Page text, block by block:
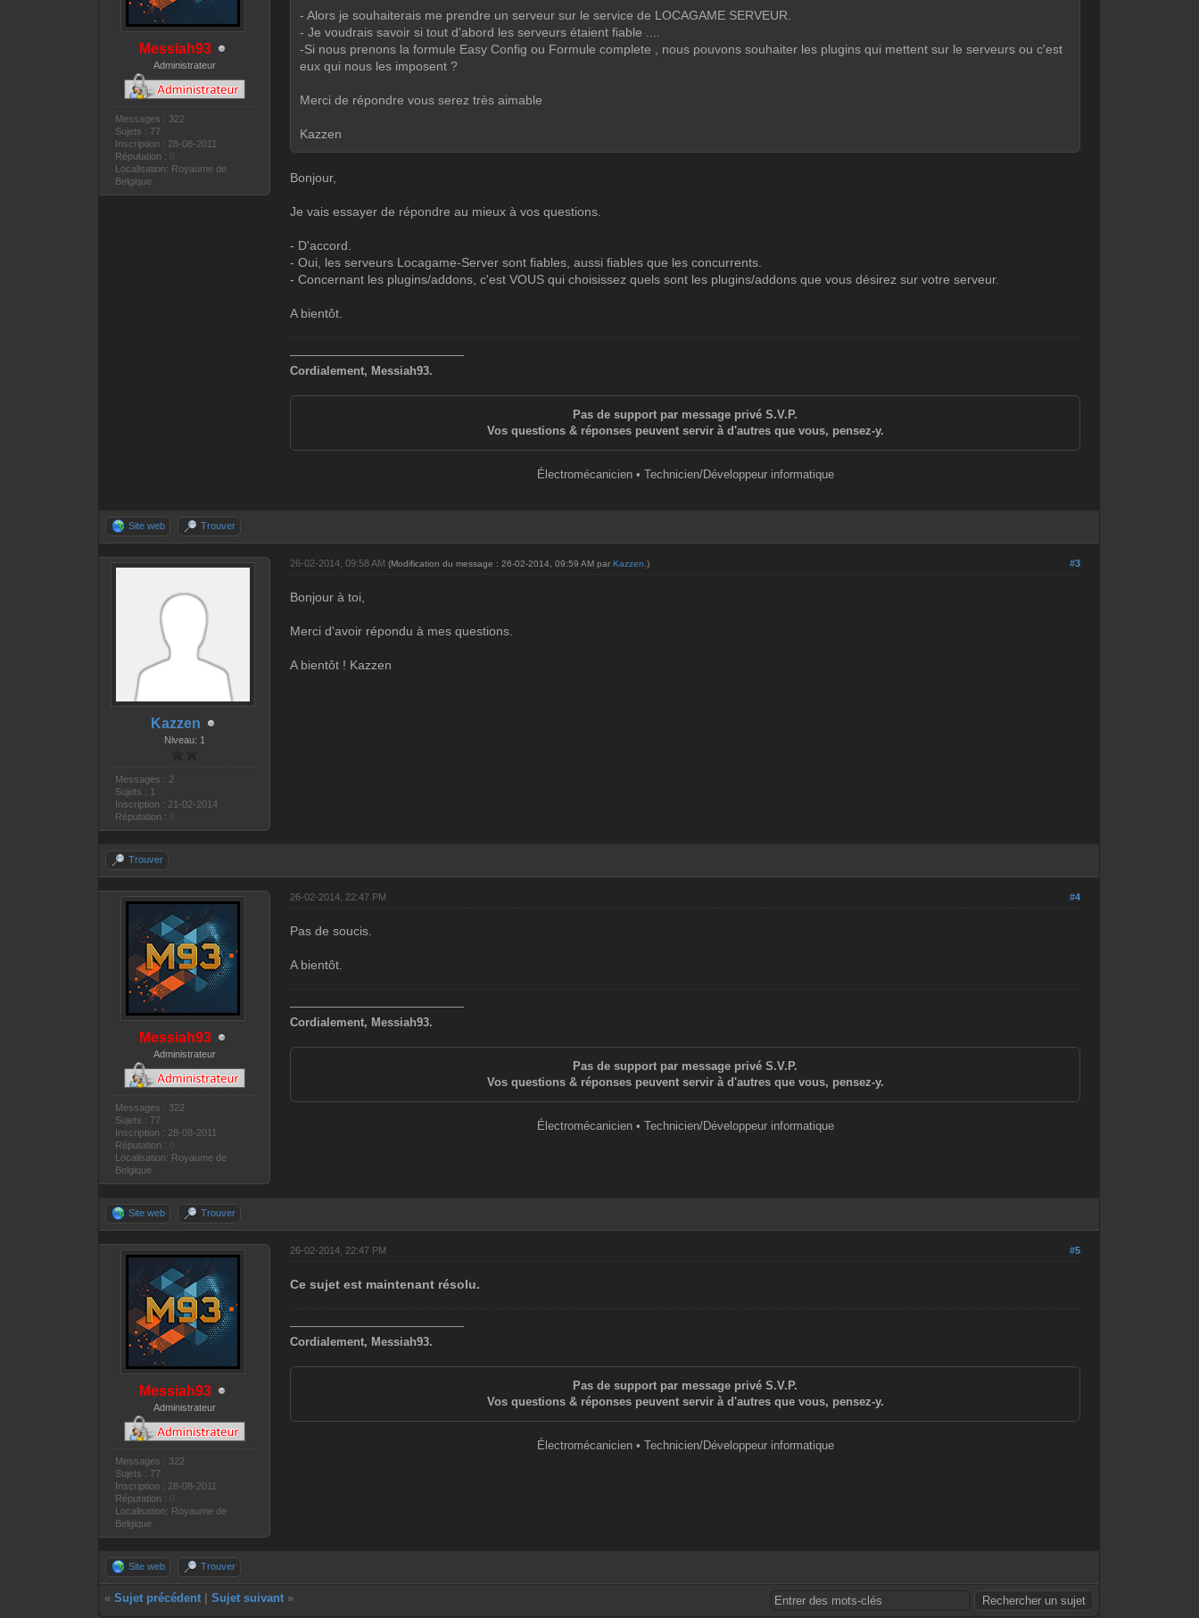
Messiah93
Administrateur
Messages : 322
Sujets : 77
Inscription : 28-08-2011
Réputation :
Localisation: Royaume de
Belgique
- Alors je souhaiterais me prendre un serveur sur le service de LOCAGAME SERVEUR.
- Je voudrais savoir si tout d'abord les serveurs étaient fiable ....
-Si nous prenons la formule Easy Config ou Formule complete , nous pouvons souhaiter les plugins qui mettent sur le serveurs ou c'est
eux qui nous les imposent ?
Merci de répondre vous serez très aimable
Kazzen
Bonjour,
Je vais essayer de répondre au mieux à vos questions.
- D'accord.
- Oui, les serveurs Locagame-Server sont fiables, aussi fiables que les concurrents.
- Concernant les plugins/addons, c'est VOUS qui choisissez quels sont les plugins/addons que vous désirez sur votre serveur.
A bientôt.
———————————————
Cordialement, Messiah93.
Pas de support par message privé S.V.P.
Vos questions & réponses peuvent servir à d'autres que vous, pensez-y.
Électromécanicien • Technicien/Développeur informatique
Site web Trouver
Kazzen
Niveau: 1
Messages : 2
Sujets : 1
Inscription : 21-02-2014
Réputation :
#3
26-02-2014, 09:58 AM(Modification du message : 26-02-2014, 09:59 AM parKazzen .)
Bonjour à toi,
Merci d'avoir répondu à mes questions.
A bientôt ! Kazzen
Trouver
Messiah93
Administrateur
Messages : 322
Sujets : 77
Inscription : 28-08-2011
Réputation :
Localisation: Royaume de
Belgique
#4
26-02-2014, 22:47 PM
Pas de soucis.
A bientôt.
———————————————
Cordialement, Messiah93.
Pas de support par message privé S.V.P.
Vos questions & réponses peuvent servir à d'autres que vous, pensez-y.
Électromécanicien • Technicien/Développeur informatique
Site web Trouver
Messiah93
Administrateur
Messages : 322
Sujets : 77
Inscription : 28-08-2011
Réputation :
Localisation: Royaume de
Belgique
#5
26-02-2014, 22:47 PM
Ce sujet est maintenant résolu.
———————————————
Cordialement, Messiah93.
Pas de support par message privé S.V.P.
Vos questions & réponses peuvent servir à d'autres que vous, pensez-y.
Électromécanicien • Technicien/Développeur informatique
Site web Trouver
«Sujet précédent |Sujet suivant »